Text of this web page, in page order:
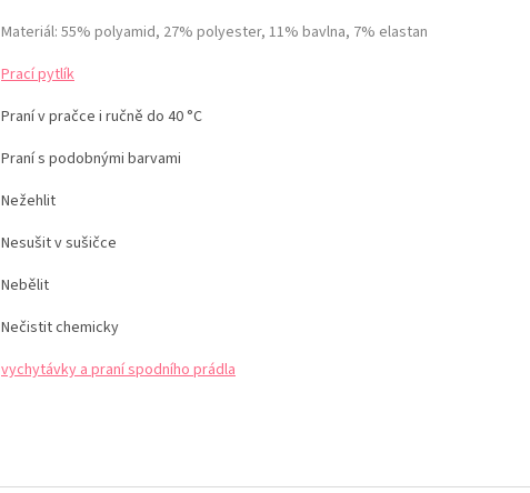
Materiál: 55% polyamid, 27% polyester, 11% bavlna, 7% elastan
Prací pytlík
Praní v pračce i ručně do 40 °C
Praní s podobnými barvami
Nežehlit
Nesušit v sušičce
Nebělit
Nečistit chemicky
vychytávky a praní spodního prádla